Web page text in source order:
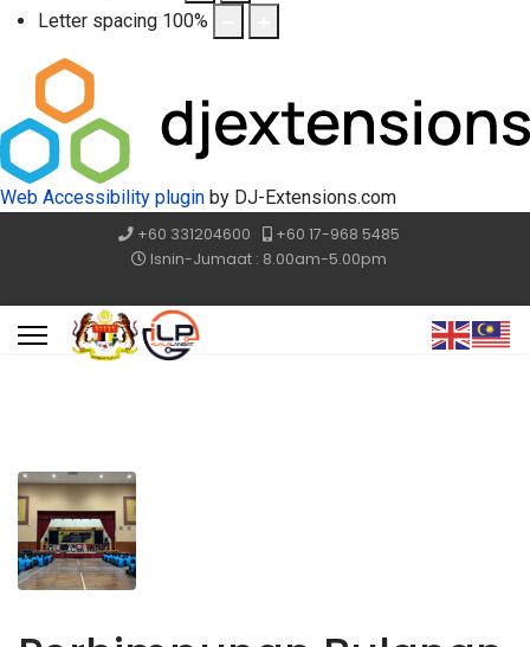
Letter spacing 100%
Web Accessibility plugin by DJ-Extensions.com
+60 331204600
+60 17-968 5485
Isnin-Jumaat : 8.00am-5.00pm